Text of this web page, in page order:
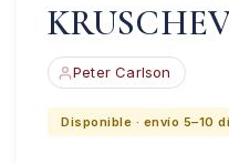
Peter Carlson
Disponible · envío 5–10